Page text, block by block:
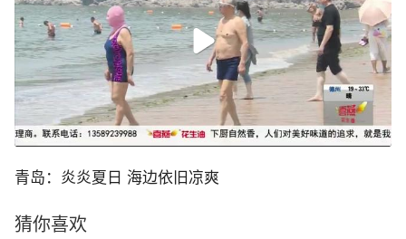
青岛：炎炎夏日 海边依旧凉爽
猜你喜欢